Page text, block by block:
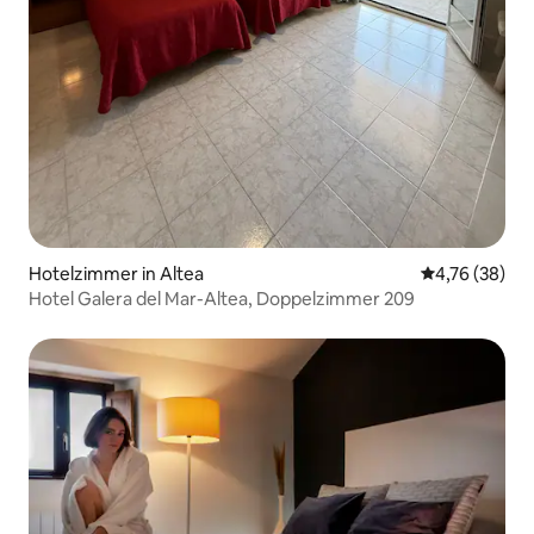
Hotelzimmer in Altea
4,76 (38)
Hotel Galera del Mar-Altea, Doppelzimmer 209